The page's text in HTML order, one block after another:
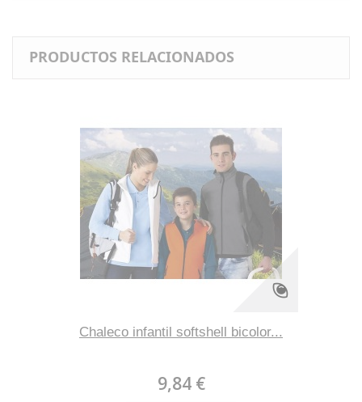
PRODUCTOS RELACIONADOS
Chaleco infantil softshell bicolor...
9,84 €